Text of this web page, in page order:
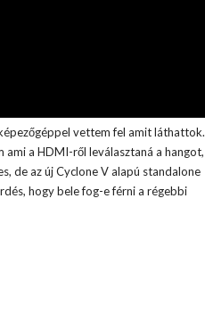
vettem fel amit láthattok.
a HDMI-ről leválasztaná a hangot,
de az új Cyclone V alapú standalone
hogy bele fog-e férni a régebbi